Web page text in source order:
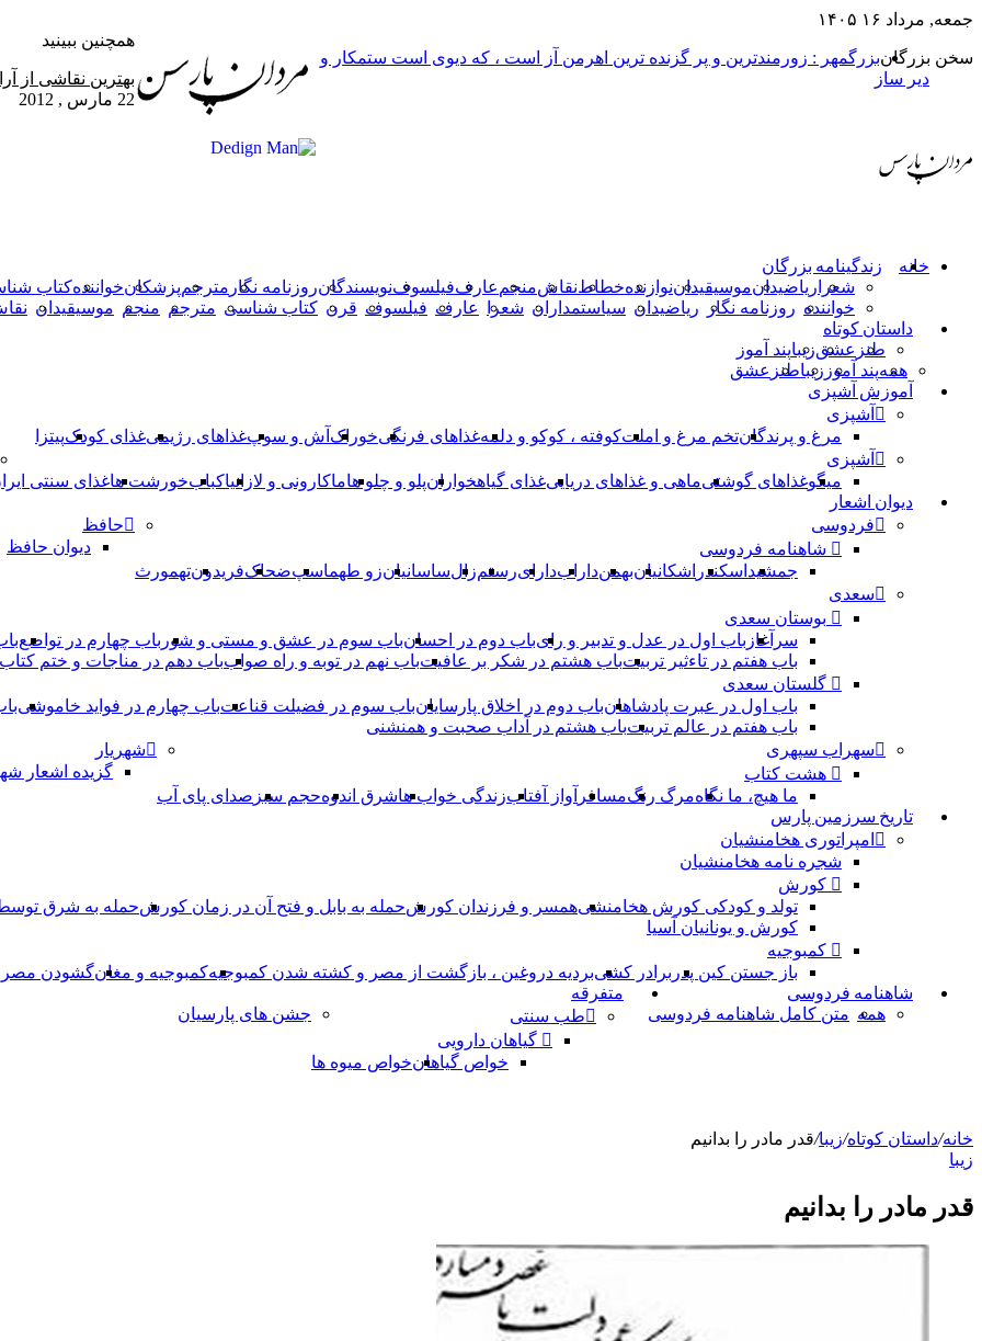
جمعه, مرداد ۱۶ ۱۴۰۵
سخن بزرگانبزرگمهر : زورمندترین و پر گزنده ترین اهرمن آز است ، که دیوی است ستمکار و
دیر ساز
خانه زندگینامه بزرگان
شعرا ریاضیدانموسیقیداننوازندهخطاطنقاشمنجم عارففیلسوفنویسندگانروزنامه نگار مترجمپزشکانخوانندهکتاب
خواننده روزنامه نگار ریاضیدان سیاستمداران شعرا عارف فیلسوف قرن کتاب شناسی مترجم منجم موسیقیدان
داستان کوتاه
طنز عشقزیباپند آموز
همهپند آموز زیباطنز عشق
آموزش آشپزی
آشپزی
مرغ و پرندگانتخم مرغ و املتکوفته ، کوکو و دلمهغذاهای فرنگیخوراک آش و سوپغذاهای رژیمیغذای کودکپیتزا
آشپزی
میگوغذاهای گوشتیماهی و غذاهای دریاییغذای گیاهخوارانپلو و چلو هاماکارونی و لازانیاکبابخورشت هاغذای سنتی
دیوان اشعار
فردوسی
شاهنامه فردوسی
جمشید اسکندر اشکانیانبهمندارابدارایرستمزالساسانیانزو طهماسپ‏ضحاکفریدونتهمورث
حافظ
دیوان حافظ
سعدی
بوستان سعدی
سرآغاز باب اول در عدل و تدبیر و رایباب دوم در احسانباب سوم در عشق و مستی و شور باب چهارم در تواضع
باب هفتم در تاءثیر تربیتباب هشتم در شکر بر عافیتباب نهم در توبه و راه صوابباب دهم در مناجات و ختم کتاب
گلستان سعدی
باب اول در عبرت پادشاهانباب دوم در اخلاق پارسایانباب سوم در فضیلت قناعتباب چهارم در فواید خاموشى
باب هفتم در عالم تربیتباب هشتم در آداب صحبت و همنشنى
سهراب سپهری
هشت کتاب
ما هیچ، ما نگاهمرگ رنگمسافر آواز آفتابزندگی خواب هاشرق اندوهحجم سبز صدای پای آب
شهریار
گزیده اشعار
تاریخ سرزمین پارس
امپراتوری هخامنشیان
شجره نامه هخامنشیان
کورش
تولد و کودکی کورش هخامنشیهمسر و فرزندان کورشحمله به بابل و فتح آن در زمان کورشحمله به شرق
کورش و یونانیان آسیا
کمبوجیه
باز جستن کین پدر برادر کشیبردیه دروغین ، بازگشت از مصر و کشته شدن کمبوجیهکمبوجیه و مغانگشودن مصر
شاهنامه فردوسی
همه متن کامل شاهنامه فردوسی
متفرقه
طب سنتی
گیاهان دارویی
خواص گیاهانخواص میوه ها
جشن های پارسیان
خانه/داستان کوتاه/زیبا/قدر مادر را بدانیم
زیبا
قدر مادر را بدانیم
همچنین ببینید
بهترین نقاشی از
22 مارس , 2012
فیس
بوک
X
واتس
آپ
تلگرام
وایبر
دکمه
بازگشت